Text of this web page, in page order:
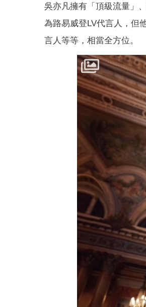
吳亦凡擁有「頂級流量」
為路易威登LV代言人，但
言人等等，相當全方位。